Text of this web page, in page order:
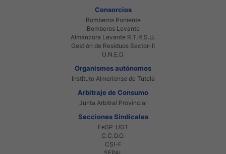
Consorcios
Bomberos Poniente
Bomberos Levante
Almanzora Levante R.T.R.S.U.
Gestión de Residuos Sector-II
U.N.E.D.
Organismos autónomos
Instituto Almeriense de Tutela
Arbitraje de Consumo
Junta Arbitral Provincial
Secciones Sindicales
FeSP-UGT
C.C.O.O.
CSI-F